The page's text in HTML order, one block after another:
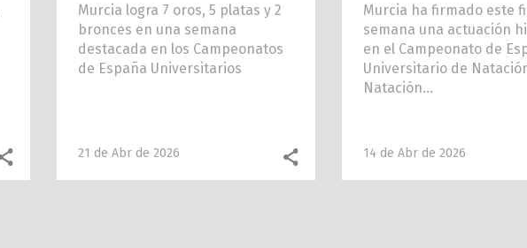
Facebook share
Murcia logra 7 oros, 5 platas y 2
bronces en una semana
destacada en los Campeonatos
de España Universitarios
21 de Abr de 2026
Murcia ha firmado este
semana una actuación
en el Campeonato de
Universitario de
Natación...
14 de Abr de 2026